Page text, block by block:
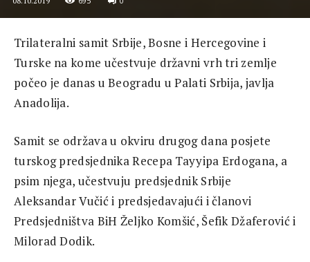
Trilateralni samit Srbije, Bosne i Hercegovine i
Turske na kome učestvuje državni vrh tri zemlje
počeo je danas u Beogradu u Palati Srbija, javlja
Anadolija.
Samit se održava u okviru drugog dana posjete
turskog predsjednika Recepa Tayyipa Erdogana, a
psim njega, učestvuju predsjednik Srbije
Aleksandar Vučić i predsjedavajući i članovi
Predsjedništva BiH Željko Komšić, Šefik Džaferović i
Milorad Dodik.